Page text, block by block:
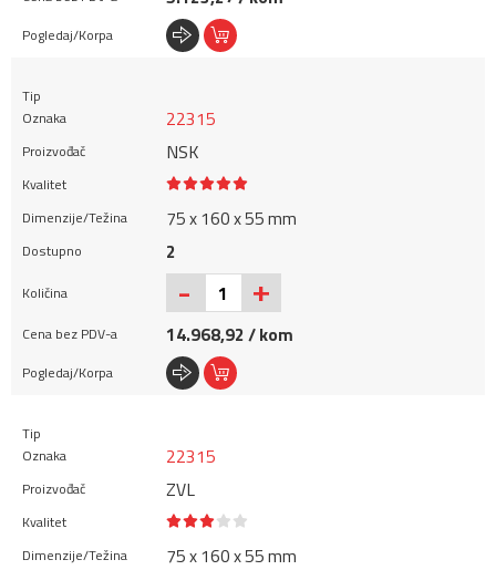
22315
NSK
75 x 160 x 55 mm
2
- +
14.968,92 / kom
22315
ZVL
75 x 160 x 55 mm